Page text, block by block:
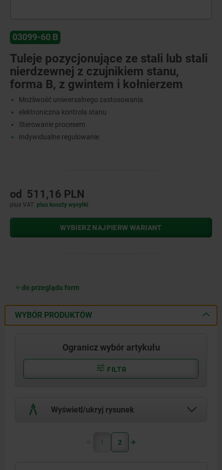
03099-60 B
Tuleje pozycjonujące ze stali lub stali
nierdzewnej z czujnikiem stanu,
forma B, z gwintem i kołnierzem
Możliwość uniwersalnego zastosowania
elektroniczna kontrola stanu
Sterowanie procesem
Indywidualne regulowanie
od 511,16 PLN
plus VAT plus koszty wysyłki
WYBIERZ NAJPIERW WARIANT
do przeglądu form
WYBÓR PRODUKTÓW
Ogranicz wybór artykułu
FILTR
Wyświetl/ukryj rysunek
1 2